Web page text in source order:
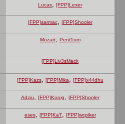
Lucas, [FPP]Lexer
[FPP]sarmac, [FPP]Shooler
Mozart, Pent1um
[FPP]Liv3sMack
[FPP]Kazs, [FPP]Mika, [FPP]x44dhu
Adziu, [FPP]Konig, [FPP]Shooler
eses, [FPP]KaT, [FPP]wcpiker